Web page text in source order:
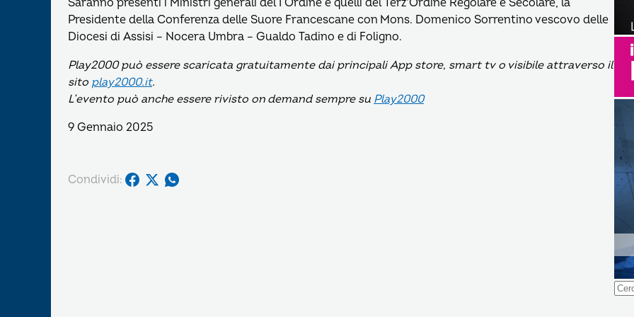
Saranno presenti i Ministri generali del I Ordine e quelli del Terz’Ordine Regolare e Secolare, la
Presidente della Conferenza delle Suore Francescane con Mons. Domenico Sorrentino vescovo delle
Diocesi di Assisi – Nocera Umbra – Gualdo Tadino e di Foligno.
Play2000 può essere scaricata gratuitamente dai principali App store, smart tv o visibile attraverso il
sito play2000.it.
L’evento può anche essere rivisto on demand sempre su Play2000
9 Gennaio 2025
Condividi:
per: